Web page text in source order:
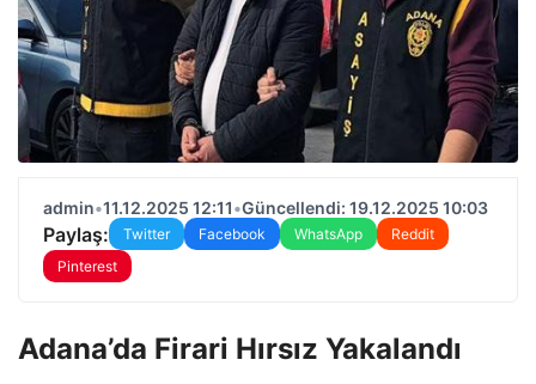
admin•11.12.2025 12:11•Güncellendi: 19.12.2025 10:03
Paylaş: Twitter Facebook WhatsApp
Reddit
Pinterest
Adana’da Firari Hırsız Yakalandı